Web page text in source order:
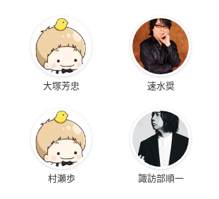
大塚芳忠 速水奨
村瀬歩 諏訪部順一